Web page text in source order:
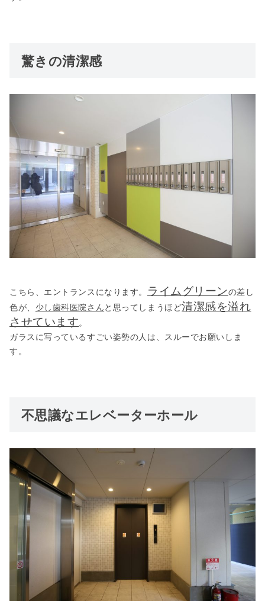
驚きの清潔感
こちら、エントランスになります。 ライムグリーンの差し
色が、 少し歯科医院さんと思ってしまうほど清潔感を溢れ
させています。
ガラスに写っているすごい姿勢の人は、スルーでお願いしま
す。
不思議なエレベーターホール